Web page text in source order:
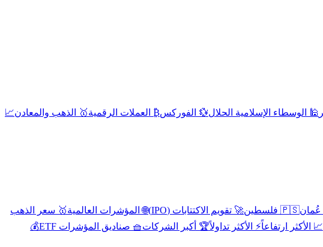
🕌 الوسطاء الإسلامية الحلال💱 الفوركس₿ العملات الرقمية🥇 الذهب والمعادن📈
🇵🇸 فلسطين 🚀 تقويم الاكتتابات (IPO) 🌐 المؤشرات العالمية🥇 سعر الذهب
📈 الأكثر ارتفاعاً⚡ الأكثر تداولاً🏆 أكبر الشركات🧺 صناديق المؤشرات ETF
💰